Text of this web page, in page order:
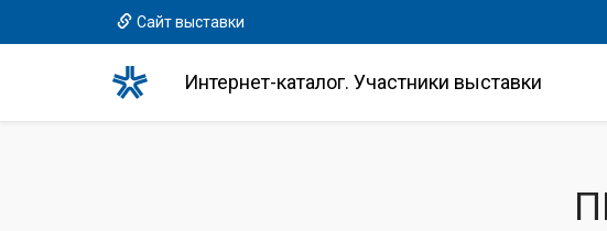
Сайт выставки
Интернет-каталог. Участники выставки